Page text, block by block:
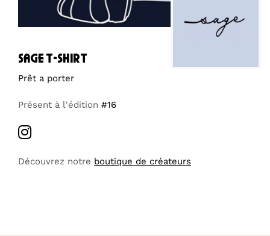
sage t-shirt
Prêt a porter
Présent à l'édition #16
Découvrez notre boutique de créateurs